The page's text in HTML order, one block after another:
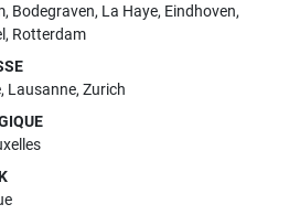
, Bodegraven, La Haye, Eindhoven,
, Rotterdam
, Lausanne, Zurich